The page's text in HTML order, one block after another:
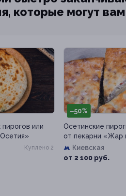
которые могут
или
Куплено 2
–50%
Осетинские
от пекарни «Жар
Киевская
от 2 100 руб.